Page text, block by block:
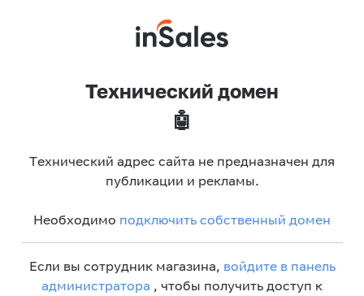
Технический домен
🤖
Технический адрес сайта не предназначен для
публикации и рекламы.
Необходимо подключить собственный домен
Если вы сотрудник магазина, войдите в панель
администратора , чтобы получить доступ к